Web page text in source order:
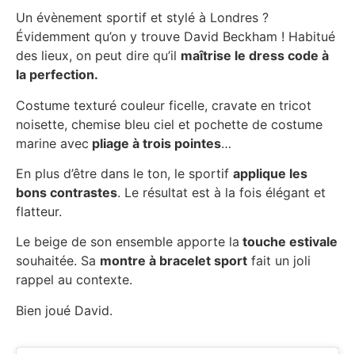
Un évènement sportif et stylé à Londres ?
Évidemment qu’on y trouve David Beckham ! Habitué
des lieux, on peut dire qu’il maîtrise le dress code à
la perfection.
Costume texturé couleur ficelle, cravate en tricot
noisette, chemise bleu ciel et pochette de costume
marine avec pliage à trois pointes…
En plus d’être dans le ton, le sportif applique les
bons contrastes. Le résultat est à la fois élégant et
flatteur.
Le beige de son ensemble apporte la touche estivale
souhaitée. Sa montre à bracelet sport fait un joli
rappel au contexte.
Bien joué David.